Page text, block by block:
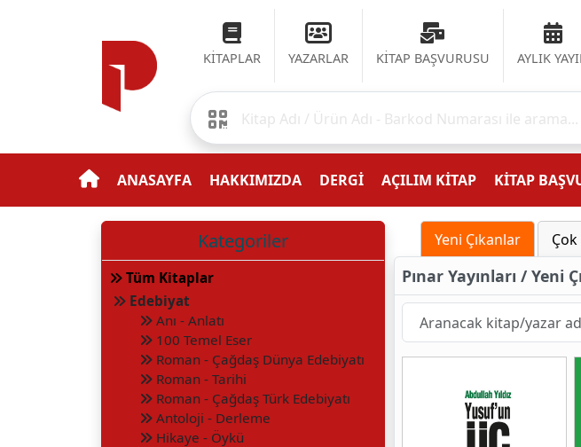
KİTAPLAR YAZARLAR KİTAP BAŞVURUSU AYLIK
ANASAYFA HAKKIMIZDA DERGİ AÇILIM KİTAP KİTAP
Kategoriler
Tüm Kitaplar
Edebiyat
Anı - Anlatı
100 Temel Eser
Roman - Çağdaş Dünya Edebiyatı
Roman - Tarihi
Roman - Çağdaş Türk Edebiyatı
Antoloji - Derleme
Hikaye - Öykü
Yeni Çıkanlar
Pınar Yayınları / Yeni